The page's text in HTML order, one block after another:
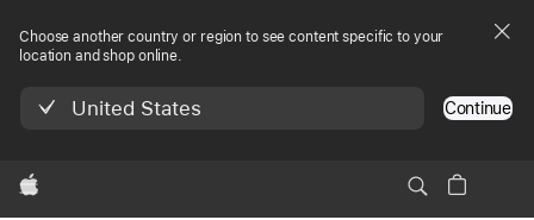
Choose another country or region to see content specific to your
location and shop online.
United States Continue
Apple